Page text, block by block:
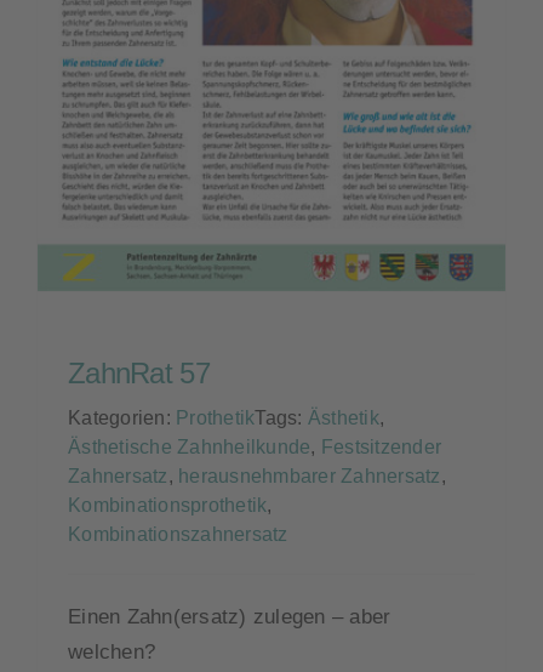
ZahnRat 57
Kategorien: ProthetikTags: Ästhetik,
Ästhetische Zahnheilkunde, Festsitzender
Zahnersatz, herausnehmbarer Zahnersatz,
Kombinationsprothetik,
Kombinationszahnersatz
Einen Zahn(ersatz) zulegen – aber
welchen?